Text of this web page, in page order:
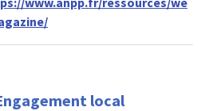
local